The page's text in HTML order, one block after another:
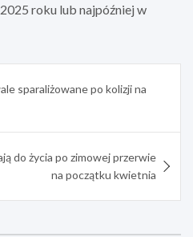
roku lub najpóźniej w
sparaliżowane po kolizji na
do życia po zimowej przerwie
na początku kwietnia